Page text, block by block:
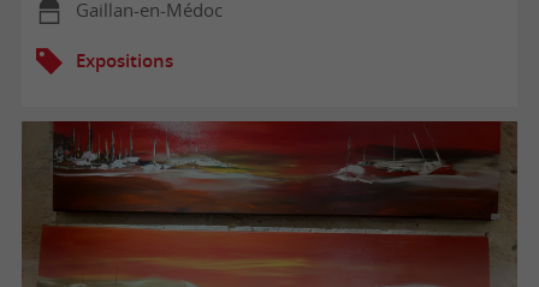
Gaillan-en-Médoc
Expositions